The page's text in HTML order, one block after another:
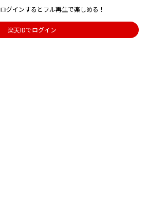
ログインするとフル再生で楽しめる！
楽天IDでログイン